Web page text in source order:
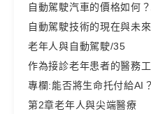
自動駕駛汽車的價格如何
自動駕駛技術的現在與未
老年人與自動駕駛/35
作為接診老年患者的醫務
專欄:能否將生命托付給AI
第2章老年人與尖端醫療